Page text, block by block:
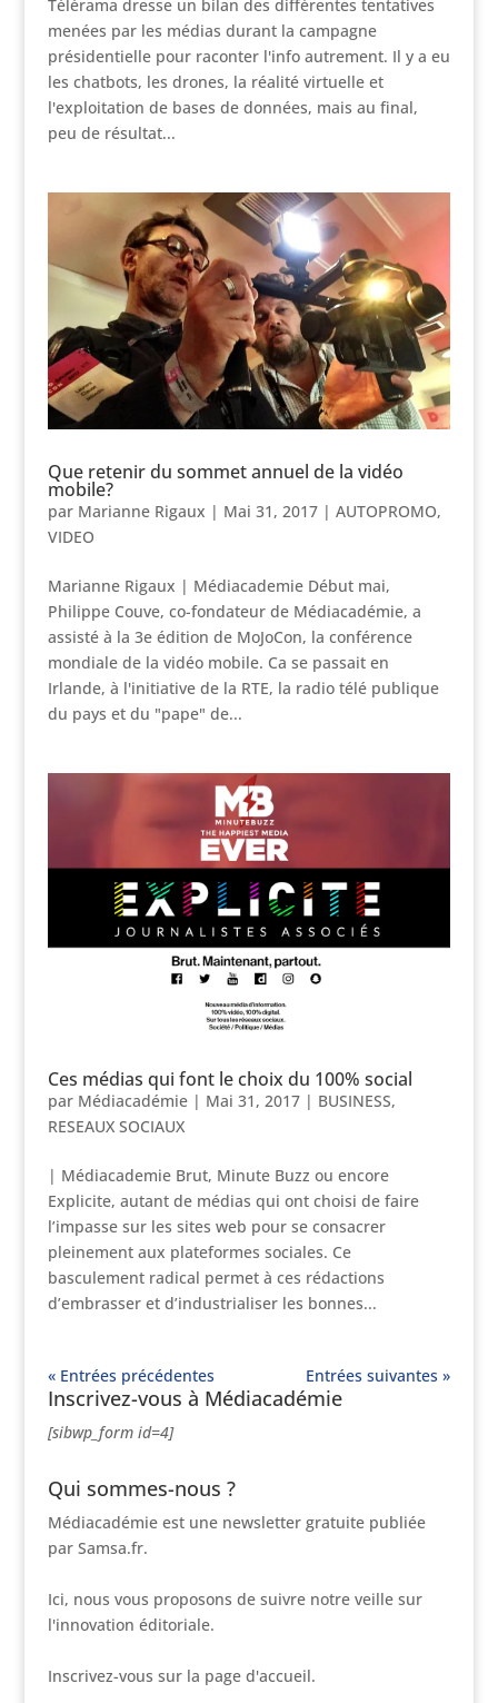
Télérama dresse un bilan des différentes tentatives
menées par les médias durant la campagne
présidentielle pour raconter l'info autrement. Il y a eu
les chatbots, les drones, la réalité virtuelle et
l'exploitation de bases de données, mais au final,
peu de résultat...
Que retenir du sommet annuel de la vidéo
mobile?
par Marianne Rigaux | Mai 31, 2017| AUTOPROMO,
VIDEO
Marianne Rigaux | Médiacademie Début mai,
Philippe Couve, co-fondateur de Médiacadémie, a
assisté à la 3e édition de MoJoCon, la conférence
mondiale de la vidéo mobile. Ca se passait en
Irlande, à l'initiative de la RTE, la radio télé publique
du pays et du "pape" de...
Ces médias qui font le choix du 100% social
par Médiacadémie| Mai 31, 2017| BUSINESS,
RESEAUX SOCIAUX
| Médiacademie Brut, Minute Buzz ou encore
Explicite, autant de médias qui ont choisi de faire
l’impasse sur les sites web pour se consacrer
pleinement aux plateformes sociales. Ce
basculement radical permet à ces rédactions
d’embrasser et d’industrialiser les bonnes...
« Entrées précédentes Entrées suivantes »
Inscrivez-vous à Médiacadémie
[sibwp_form id=4]
Qui sommes-nous ?
Médiacadémie est une newsletter gratuite publiée
par Samsa.fr.
Ici, nous vous proposons de suivre notre veille sur
l'innovation éditoriale.
Inscrivez-vous sur la page d'accueil.